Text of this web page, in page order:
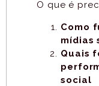
O que é
Como
mídias
Quais
social